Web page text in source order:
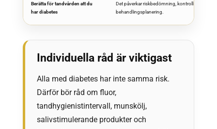
Berätta för tandvården att du
har diabetes
Det påverkar riskbedömning, kontrollintervall
behandlingsplanering.
Individuella råd är viktigast
Alla med diabetes har inte samma risk.
Därför bör råd om fluor,
tandhygienistintervall, munskölj,
salivstimulerande produkter och